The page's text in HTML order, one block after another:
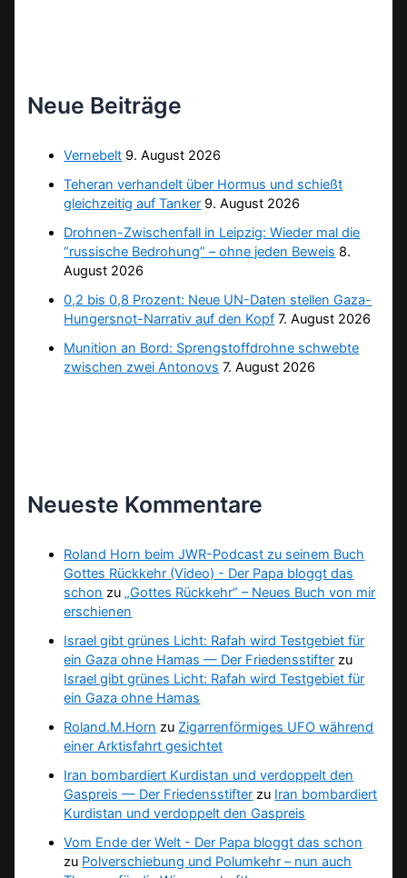
Neue Beiträge
Vernebelt 9. August 2026
Teheran verhandelt über Hormus und schießt
gleichzeitig auf Tanker 9. August 2026
Drohnen-Zwischenfall in Leipzig: Wieder mal die
“russische Bedrohung” – ohne jeden Beweis 8.
August 2026
0,2 bis 0,8 Prozent: Neue UN-Daten stellen Gaza-
Hungersnot-Narrativ auf den Kopf 7. August 2026
Munition an Bord: Sprengstoffdrohne schwebte
zwischen zwei Antonovs 7. August 2026
Neueste Kommentare
Roland Horn beim JWR-Podcast zu seinem Buch
Gottes Rückkehr (Video) - Der Papa bloggt das
schon zu „Gottes Rückkehr“ – Neues Buch von mir
erschienen
Israel gibt grünes Licht: Rafah wird Testgebiet für
ein Gaza ohne Hamas — Der Friedensstifter zu
Israel gibt grünes Licht: Rafah wird Testgebiet für
ein Gaza ohne Hamas
Roland.M.Horn zu Zigarrenförmiges UFO während
einer Arktisfahrt gesichtet
Iran bombardiert Kurdistan und verdoppelt den
Gaspreis — Der Friedensstifter zu Iran bombardiert
Kurdistan und verdoppelt den Gaspreis
Vom Ende der Welt - Der Papa bloggt das schon
zu Polverschiebung und Polumkehr – nun auch